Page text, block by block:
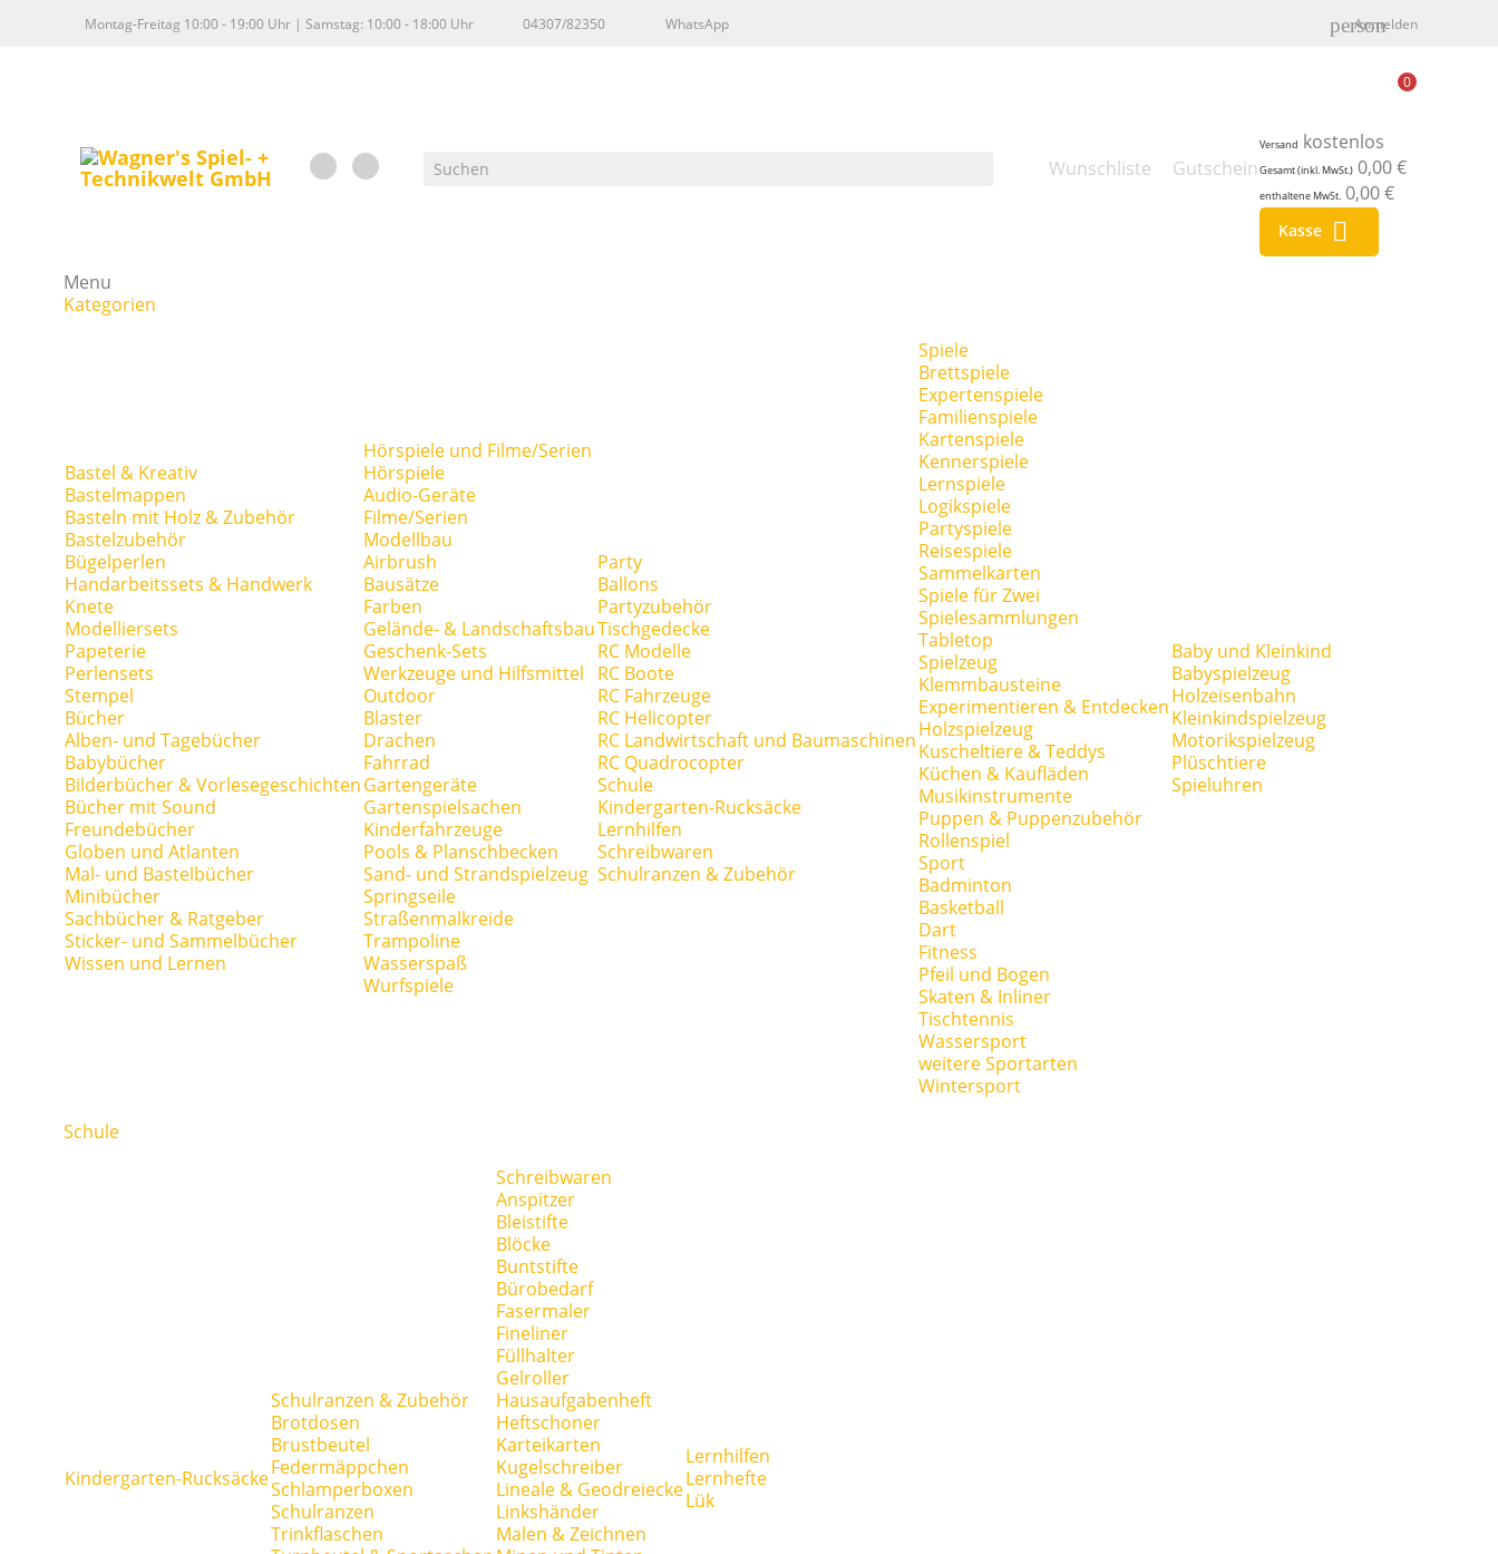
Montag-Freitag 10:00 - 19:00 Uhr | Samstag: 10:00 - 18:00 Uhr 04307/82350 WhatsApp person
Anmelden
Wunschliste Gutschein
0
Versand kostenlos
Gesamt (inkl. MwSt.) 0,00 €
enthaltene MwSt. 0,00 €
Kasse 
Menu
Kategorien
Bastel & Kreativ
Bastelmappen
Basteln mit Holz & Zubehör
Bastelzubehör
Bügelperlen
Handarbeitssets & Handwerk
Knete
Modelliersets
Papeterie
Perlensets
Stempel
Bücher
Alben- und Tagebücher
Babybücher
Bilderbücher & Vorlesegeschichten
Bücher mit Sound
Freundebücher
Globen und Atlanten
Mal- und Bastelbücher
Minibücher
Sachbücher & Ratgeber
Sticker- und Sammelbücher
Wissen und Lernen
Hörspiele und Filme/Serien
Hörspiele
Audio-Geräte
Filme/Serien
Modellbau
Airbrush
Bausätze
Farben
Gelände- & Landschaftsbau
Geschenk-Sets
Werkzeuge und Hilfsmittel
Outdoor
Blaster
Drachen
Fahrrad
Gartengeräte
Gartenspielsachen
Kinderfahrzeuge
Pools & Planschbecken
Sand- und Strandspielzeug
Springseile
Straßenmalkreide
Trampoline
Wasserspaß
Wurfspiele
Party
Ballons
Partyzubehör
Tischgedecke
RC Modelle
RC Boote
RC Fahrzeuge
RC Helicopter
RC Landwirtschaft und Baumaschinen
RC Quadrocopter
Schule
Kindergarten-Rucksäcke
Lernhilfen
Schreibwaren
Schulranzen & Zubehör
Spiele
Brettspiele
Expertenspiele
Familienspiele
Kartenspiele
Kennerspiele
Lernspiele
Logikspiele
Partyspiele
Reisespiele
Sammelkarten
Spiele für Zwei
Spielesammlungen
Tabletop
Spielzeug
Klemmbausteine
Experimentieren & Entdecken
Holzspielzeug
Kuscheltiere & Teddys
Küchen & Kaufläden
Musikinstrumente
Puppen & Puppenzubehör
Rollenspiel
Sport
Badminton
Basketball
Dart
Fitness
Pfeil und Bogen
Skaten & Inliner
Tischtennis
Wassersport
weitere Sportarten
Wintersport
Baby und Kleinkind
Babyspielzeug
Holzeisenbahn
Kleinkindspielzeug
Motorikspielzeug
Plüschtiere
Spieluhren
Schule
Kindergarten-Rucksäcke
Schulranzen & Zubehör
Brotdosen
Brustbeutel
Federmäppchen
Schlamperboxen
Schulranzen
Trinkflaschen
Schreibwaren
Anspitzer
Bleistifte
Blöcke
Buntstifte
Bürobedarf
Fasermaler
Fineliner
Füllhalter
Gelroller
Hausaufgabenheft
Heftschoner
Karteikarten
Kugelschreiber
Lineale & Geodreiecke
Linkshänder
Malen & Zeichnen
Lernhilfen
Lernhefte
Lük